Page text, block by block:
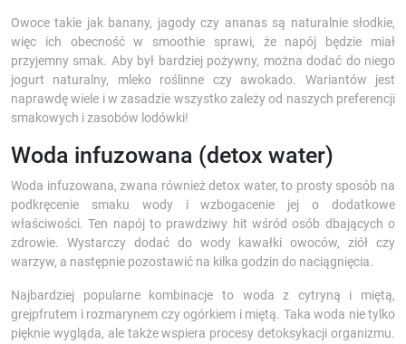
Owoce takie jak banany, jagody czy ananas są naturalnie słodkie,
więc ich obecność w smoothie sprawi, że napój będzie miał
przyjemny smak. Aby był bardziej pożywny, można dodać do niego
jogurt naturalny, mleko roślinne czy awokado. Wariantów jest
naprawdę wiele i w zasadzie wszystko zależy od naszych preferencji
smakowych i zasobów lodówki!
Woda infuzowana (detox water)
Woda infuzowana, zwana również detox water, to prosty sposób na
podkręcenie smaku wody i wzbogacenie jej o dodatkowe
właściwości. Ten napój to prawdziwy hit wśród osób dbających o
zdrowie. Wystarczy dodać do wody kawałki owoców, ziół czy
warzyw, a następnie pozostawić na kilka godzin do naciągnięcia.
Najbardziej popularne kombinacje to woda z cytryną i miętą,
grejpfrutem i rozmarynem czy ogórkiem i miętą. Taka woda nie tylko
pięknie wygląda, ale także wspiera procesy detoksykacji organizmu.